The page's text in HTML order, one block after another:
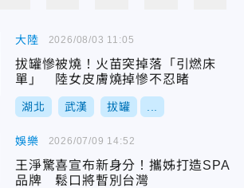
大陸
拔罐慘被燒！火苗突掉落「引燃床
單」 陸女皮膚燒掉慘不忍睹
湖北 武漢 拔罐
2026/08/03 11:05
娛樂
王淨驚喜宣布新身分！攜姊打造SPA
品牌 鬆口將暫別台灣
2026/07/09 14:52